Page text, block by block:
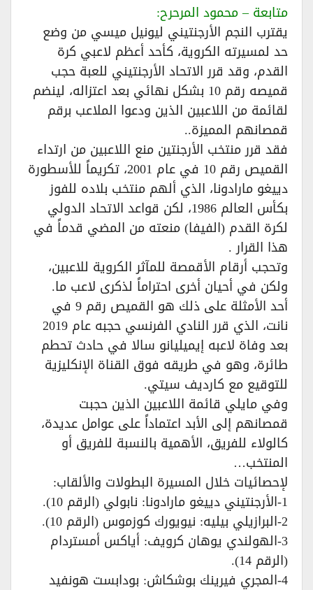
متابعة – محمود المرحرح:
يقترب النجم الأرجنتيني ليونيل ميسي من وضع
حد لمسيرته الكروية، كأحد أعظم لاعبي كرة
القدم، وقد قرر الاتحاد الأرجنتيني للعبة حجب
قميصه رقم 10 بشكل نهائي بعد اعتزاله، لينضم
لقائمة من اللاعبين الذين ودعوا الملاعب برقم
قمصانهم المميزة..
فقد قرر منتخب الأرجنتين منع اللاعبين من ارتداء
القميص رقم 10 في عام 2001، تكريماً للأسطورة
دييغو مارادونا، الذي ألهم منتخب بلاده للفوز
بكأس العالم 1986، لكن قواعد الاتحاد الدولي
لكرة القدم (الفيفا) منعته من المضي قدماً في
هذا القرار .
وتحجب أرقام الأقمصة للمآثر الكروية للاعبين،
ولكن في أحيان أخرى احتراماً لذكرى لاعب ما.
أحد الأمثلة على ذلك هو القميص رقم 9 في
نانت، الذي قرر النادي الفرنسي حجبه عام 2019
بعد وفاة لاعبه إيميليانو سالا في حادث تحطم
طائرة، وهو في طريقه فوق القناة الإنكليزية
للتوقيع مع كارديف سيتي.
وفي مايلي قائمة اللاعبين الذين حجبت
قمصانهم إلى الأبد اعتماداً على عوامل عديدة،
كالولاء للفريق، الأهمية بالنسبة للفريق أو
المنتخب…
لإحصائيات خلال المسيرة البطولات والألقاب:
3-الهولندي يوهان كرويف: أياكس أمستردام
(الرقم 14).
4-المجري فيرينك بوشكاش: بودابست هونفيد